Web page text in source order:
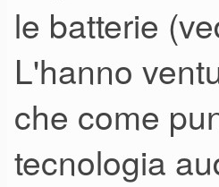
le batterie
L'hanno
che come
tecnologia